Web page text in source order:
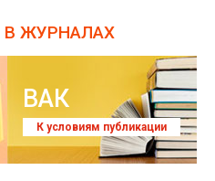
В ЖУРНАЛАХ
ВАК
К условиям публикации